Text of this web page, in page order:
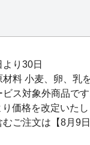
ぱさと生地に練り
品な香りが好相性
が、紅茶に最もよ
ーン。
ナルの配合でブレ
を最大限に引き出
を生かし、外はサ
りに仕上げています
り30日
料 小麦、卵、乳
ス対象外商品です
価格を改定いたし
ご注文は【8月9